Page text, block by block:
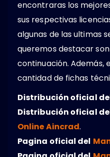
encontraras los
sus respectivas
algunas de las ultimas
queremos destacar
continuación. Además,
cantidad de fichas
Distribución oficial
Distribución oficial
Online Aincrad.
Pagina oficial del